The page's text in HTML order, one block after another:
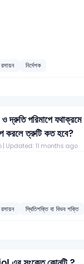
রসায়ন নির্দেশক
দ্রুতি পরিমাপে
করলে ত্রুটি কত হবে?
Updated: 11 months ago
রসায়ন স্থিতিশক্তি বা বিভব শক্তি